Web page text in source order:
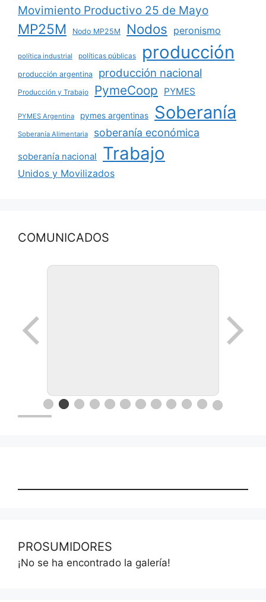
Movimiento Productivo 25 de Mayo
MP25M Nodo MP25M Nodos peronismo
política industrial políticas públicas producción
producción argentina producción nacional
Producción y Trabajo PymeCoop PYMES
PYMES Argentina pymes argentinas Soberanía
Soberanía Alimentaria soberanía económica
soberanía nacional Trabajo
Unidos y Movilizados
COMUNICADOS
PROSUMIDORES
¡No se ha encontrado la galería!